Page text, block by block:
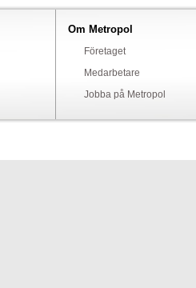
Om Metropol
Företaget
Medarbetare
Jobba på Metropol